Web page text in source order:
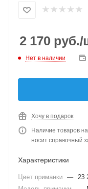
2 170 руб./
Нет в наличии
Хочу в подарок
Наличие товаров
носит справочный
Характеристики
Цвет приманки — 23